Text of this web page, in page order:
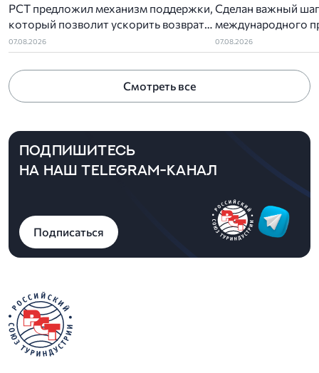
РСТ предложил механизм поддержки,
который позволит ускорить возврат
денег туристам за отмененный отдых в
Крыму
07.08.2026
Сделан важный
международного
чайный путь»
07.08.2026
Смотреть все
ПОДПИШИТЕСЬ
НА НАШ TELEGRAM-КАНАЛ
Подписаться